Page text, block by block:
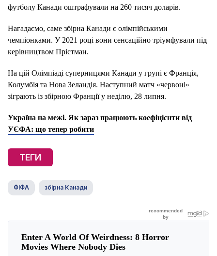
футболу Канади оштрафували на 260 тисяч доларів.
Нагадаємо, саме збірна Канади є олімпійськими
чемпіонками. У 2021 році вони сенсаційно тріумфували під
керівництвом Прістман.
На цій Олімпіаді суперницями Канади у групі є Франція,
Колумбія та Нова Зеландія. Наступний матч «червоні»
зіграють із збірною Франції у неділю, 28 липня.
Україна на межі. Як зараз працюють коефіцієнти від
УЄФА: що тепер робити
ТЕГИ
ФІФА збірна Канади